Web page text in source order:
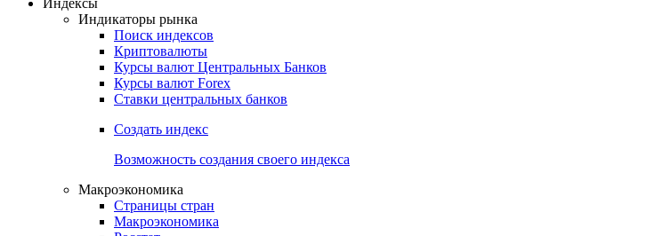
Получить доступ
Индикаторы рынка
Поиск индексов
Криптовалюты
Курсы валют Центральных Банков
Курсы валют Forex
Ставки центральных банков
Создать индекс
Возможность создания своего индекса